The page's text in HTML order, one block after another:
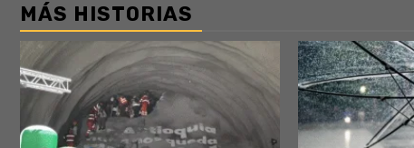
MÁS HISTORIAS